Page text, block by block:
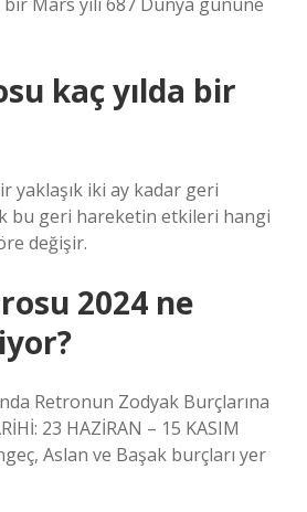
kaç yılda bir
yaklaşık iki ay kadar geri
bu geri hareketin etkileri hangi
değişir.
2024 ne
Retronun Zodyak Burçlarına
23 HAZİRAN – 15 KASIM
Aslan ve Başak burçları yer